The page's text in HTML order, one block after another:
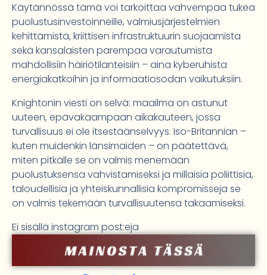
Käytännössä tämä voi tarkoittaa vahvempaa tukea
puolustusinvestoinneille, valmiusjärjestelmien
kehittämistä, kriittisen infrastruktuurin suojaamista
sekä kansalaisten parempaa varautumista
mahdollisiin häiriötilanteisiin – aina kyberuhista
energiakatkoihin ja informaatiosodan vaikutuksiin.
Knightonin viesti on selvä: maailma on astunut
uuteen, epävakaampaan aikakauteen, jossa
turvallisuus ei ole itsestäänselvyys. Iso-Britannian –
kuten muidenkin länsimaiden – on päätettävä,
miten pitkälle se on valmis menemään
puolustuksensa vahvistamiseksi ja millaisia poliittisia,
taloudellisia ja yhteiskunnallisia kompromisseja se
on valmis tekemään turvallisuutensa takaamiseksi.
Ei sisällä instagram post:eja